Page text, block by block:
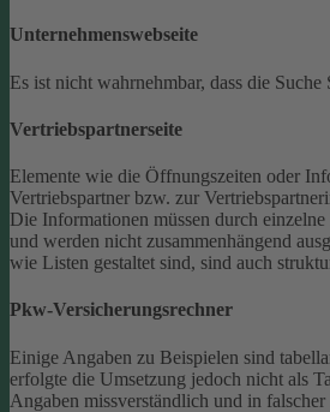
Unternehmenswebseite
Es ist nicht wahrnehmbar, dass die Suche
Vertriebspartnerseite
Elemente wie die Öffnungszeiten oder
Vertriebspartner bzw. zur
Die Informationen müssen durch
und werden nicht zusammenhängend
wie Listen gestaltet sind, sind auch
Pkw-Versicherungsrechner
Einige Angaben zu Beispielen sind
erfolgte die Umsetzung jedoch nicht als
Angaben missverständlich und in